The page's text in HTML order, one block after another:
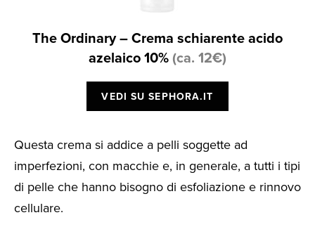
The Ordinary – Crema schiarente acido
azelaico 10% (ca. 12€)
VEDI SU SEPHORA.IT
Questa crema si addice a pelli soggette ad
imperfezioni, con macchie e, in generale, a tutti i tipi
di pelle che hanno bisogno di esfoliazione e rinnovo
cellulare.